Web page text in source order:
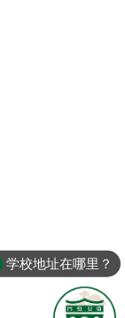
学校地址在哪里？